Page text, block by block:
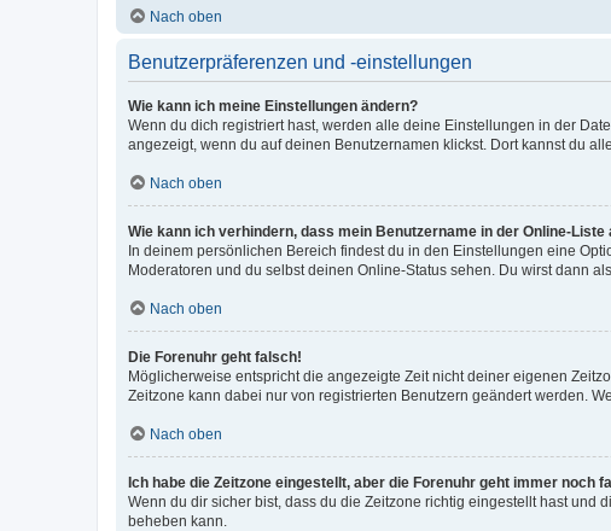
Nach oben
Benutzerpräferenzen und -einstellungen
Wie kann ich meine Einstellungen ändern?
Wenn du dich registriert hast, werden alle deine Einstellungen in der
angezeigt, wenn du auf deinen Benutzernamen klickst. Dort kannst du
Nach oben
Wie kann ich verhindern, dass mein Benutzername in der Online-Liste
In deinem persönlichen Bereich findest du in den Einstellungen eine
Moderatoren und du selbst deinen Online-Status sehen. Du wirst dann
Nach oben
Die Forenuhr geht falsch!
Möglicherweise entspricht die angezeigte Zeit nicht deiner eigenen
Zeitzone kann dabei nur von registrierten Benutzern geändert werden.
Nach oben
Ich habe die Zeitzone eingestellt, aber die Forenuhr geht immer noch
Wenn du dir sicher bist, dass du die Zeitzone richtig eingestellt hast und
beheben kann.